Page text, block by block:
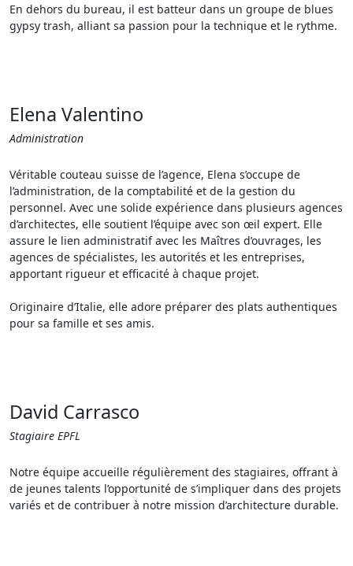
En dehors du bureau, il est batteur dans un groupe de blues
gypsy trash, alliant sa passion pour la technique et le rythme.
Elena Valentino
Administration
Véritable couteau suisse de l’agence, Elena s’occupe de
l’administration, de la comptabilité et de la gestion du
personnel. Avec une solide expérience dans plusieurs agences
d’architectes, elle soutient l’équipe avec son œil expert. Elle
assure le lien administratif avec les Maîtres d’ouvrages, les
agences de spécialistes, les autorités et les entreprises,
apportant rigueur et efficacité à chaque projet.
Originaire d’Italie, elle adore préparer des plats authentiques
pour sa famille et ses amis.
David Carrasco
Stagiaire EPFL
Notre équipe accueille régulièrement des stagiaires, offrant à
de jeunes talents l’opportunité de s’impliquer dans des projets
variés et de contribuer à notre mission d’architecture durable.